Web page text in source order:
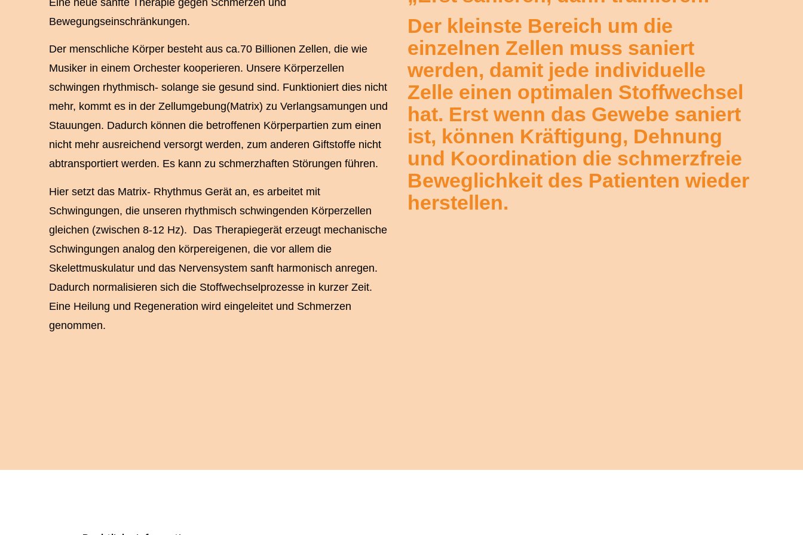
Eine neue sanfte Therapie gegen Schmerzen und
Bewegungseinschränkungen.
Der menschliche Körper besteht aus ca.70 Billionen Zellen, die wie
Musiker in einem Orchester kooperieren. Unsere Körperzellen
schwingen rhythmisch- solange sie gesund sind. Funktioniert dies nicht
mehr, kommt es in der Zellumgebung(Matrix) zu Verlangsamungen und
Stauungen. Dadurch können die betroffenen Körperpartien zum einen
nicht mehr ausreichend versorgt werden, zum anderen Giftstoffe nicht
abtransportiert werden. Es kann zu schmerzhaften Störungen führen.
Hier setzt das Matrix- Rhythmus Gerät an, es arbeitet mit
Schwingungen, die unseren rhythmisch schwingenden Körperzellen
gleichen (zwischen 8-12 Hz). Das Therapiegerät erzeugt mechanische
Schwingungen analog den körpereigenen, die vor allem die
Skelettmuskulatur und das Nervensystem sanft harmonisch anregen.
Dadurch normalisieren sich die Stoffwechselprozesse in kurzer Zeit.
Eine Heilung und Regeneration wird eingeleitet und Schmerzen
genommen.
Der kleinste Bereich um die
einzelnen Zellen muss saniert
werden, damit jede individuelle
Zelle einen optimalen Stoffwechsel
hat. Erst wenn das Gewebe saniert
ist, können Kräftigung, Dehnung
und Koordination die schmerzfreie
Beweglichkeit des Patienten wieder
herstellen.​